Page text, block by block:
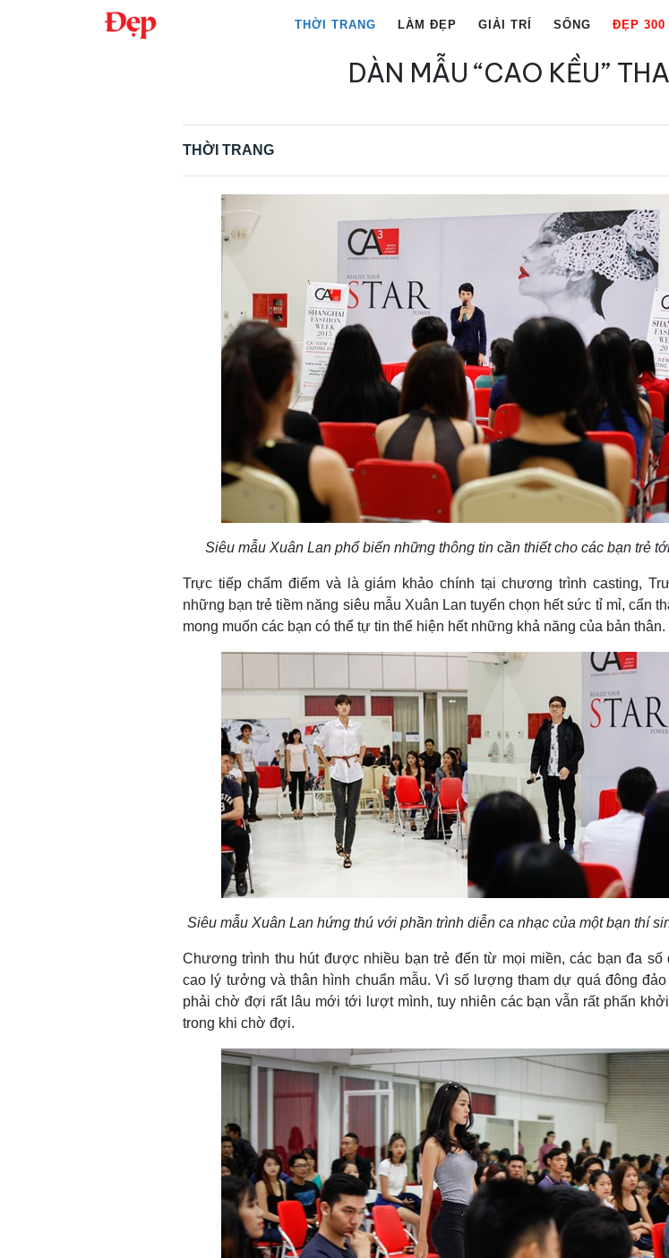
THỜI TRANG LÀM ĐẸP GIẢI TRÍ SỐNG ĐẸP 300
DÀN MẪU “CAO KỀU”
THỜI TRANG
Siêu mẫu Xuân Lan phổ biến những thông tin cần thiết cho các bạn trẻ
Trực tiếp chấm điểm và là giám khảo chính tại chương trình casting,
những bạn trẻ tiềm năng siêu mẫu Xuân Lan tuyển chọn hết sức tỉ mỉ, cẩn
mong muốn các bạn có thể tự tin thể hiện hết những khả năng của bản thân.
Siêu mẫu Xuân Lan hứng thú với phần trình diễn ca nhạc của một bạn thí
Chương trình thu hút được nhiều bạn trẻ đến từ mọi miền, các bạn đa số
cao lý tưởng và thân hình chuẩn mẫu. Vì số lượng tham dự quá đông đảo
phải chờ đợi rất lâu mới tới lượt mình, tuy nhiên các bạn vẫn rất phấn
trong khi chờ đợi.